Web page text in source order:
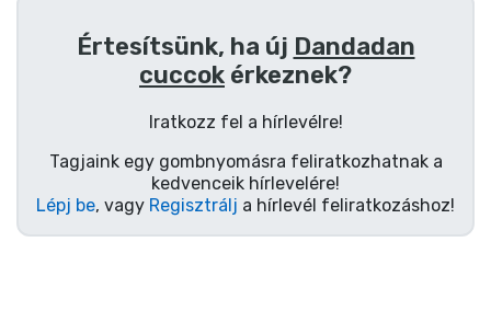
Értesítsünk, ha új Dandadan
cuccok érkeznek?
Iratkozz fel a hírlevélre!
Tagjaink egy gombnyomásra feliratkozhatnak a
kedvenceik hírlevelére!
Lépj be, vagy Regisztrálj a hírlevél feliratkozáshoz!
Filmes cuccok
Animés cuccok